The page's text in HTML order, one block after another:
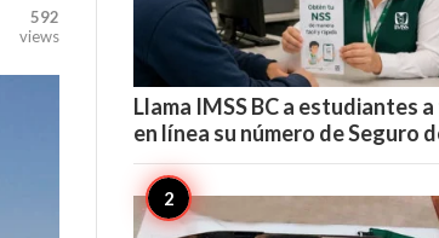
592
views
Llama IMSS BC a estudiantes
en línea su número de Seguro